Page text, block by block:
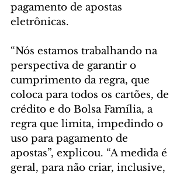
pagamento de apostas
eletrônicas.
“Nós estamos trabalhando na
perspectiva de garantir o
cumprimento da regra, que
coloca para todos os cartões, de
crédito e do Bolsa Família, a
regra que limita, impedindo o
uso para pagamento de
apostas”, explicou. “A medida é
geral, para não criar, inclusive,